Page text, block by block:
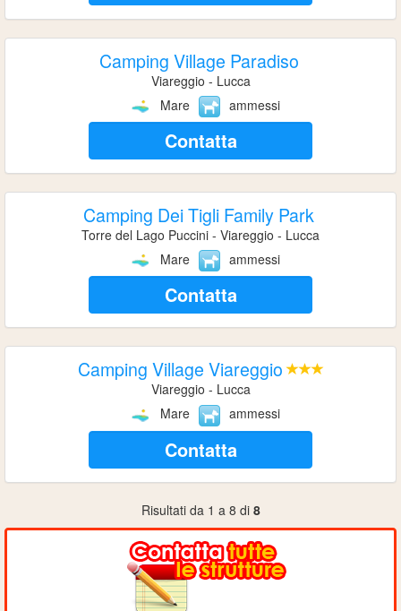
Camping Village Paradiso
Viareggio - Lucca
Mare
ammessi
Contatta
Camping Dei Tigli Family Park
Torre del Lago Puccini - Viareggio - Lucca
Mare
ammessi
Contatta
Camping Village Viareggio
Viareggio - Lucca
Mare
ammessi
Contatta
Risultati da 1 a 8 di 8